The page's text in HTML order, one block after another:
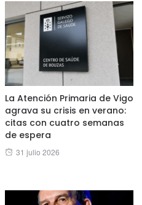
La Atención Primaria de Vigo
agrava su crisis en verano:
citas con cuatro semanas
de espera
Posted
31 julio 2026